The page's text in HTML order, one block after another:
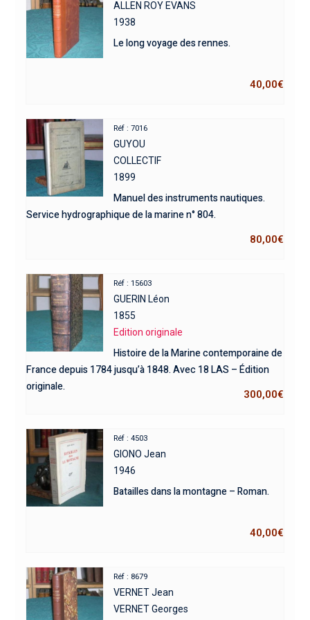
ALLEN ROY EVANS
1938
Le long voyage des rennes.
40,00€
Réf : 7016
GUYOU
COLLECTIF
1899
Manuel des instruments nautiques.
Service hydrographique de la marine n° 804.
80,00€
Réf : 15603
GUERIN Léon
1855
Edition originale
Histoire de la Marine contemporaine de
France depuis 1784 jusqu’à 1848. Avec 18 LAS – Édition
originale.
300,00€
Réf : 4503
GIONO Jean
1946
Batailles dans la montagne – Roman.
40,00€
Réf : 8679
VERNET Jean
VERNET Georges